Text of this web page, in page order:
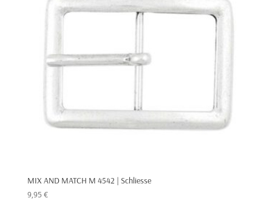
MIX AND MATCH M 4542 | Schliesse
9,95 €